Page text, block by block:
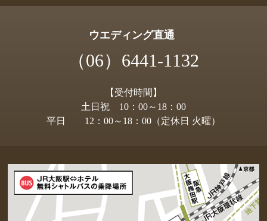
ウエディング直通
（06）6441-1132
【受付時間】
土日祝 10：00～18：00
平日 12：00～18：00（定休日 火曜）